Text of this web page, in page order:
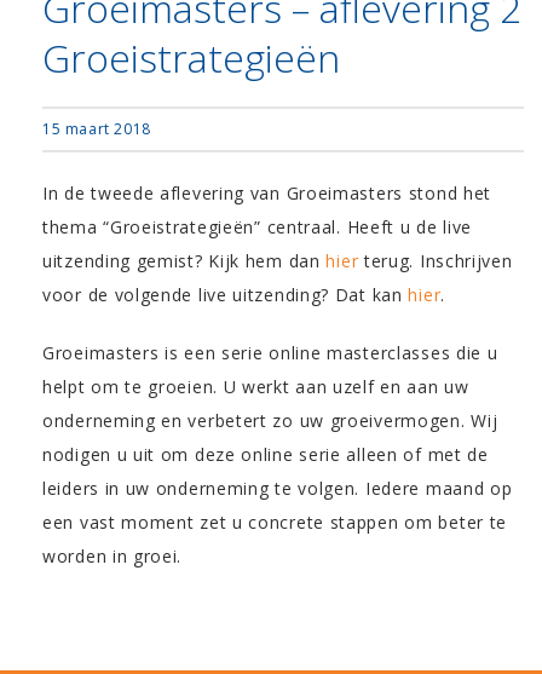
Groeistrategieën
15 maart 2018
In de tweede aflevering van Groeimasters stond het
thema “Groeistrategieën” centraal. Heeft u de live
uitzending gemist? Kijk hem danhier terug. Inschrijven
voor de volgende live uitzending? Dat kanhier.
Groeimasters is een serie online masterclasses die u
helpt om te groeien. U werkt aan uzelf en aan uw
onderneming en verbetert zo uw groeivermogen. Wij
nodigen u uit om deze online serie alleen of met de
leiders in uw onderneming te volgen. Iedere maand op
een vast moment zet u concrete stappen om beter te
worden in groei.